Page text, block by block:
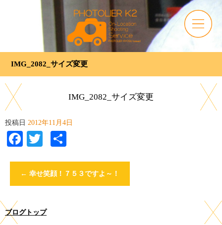
IMG_2082_サイズ変更
IMG_2082_サイズ変更
投稿日 2012年11月4日
Facebook
Twitter
← 幸せ笑顔！７５３ですよ～！
ブログトップ